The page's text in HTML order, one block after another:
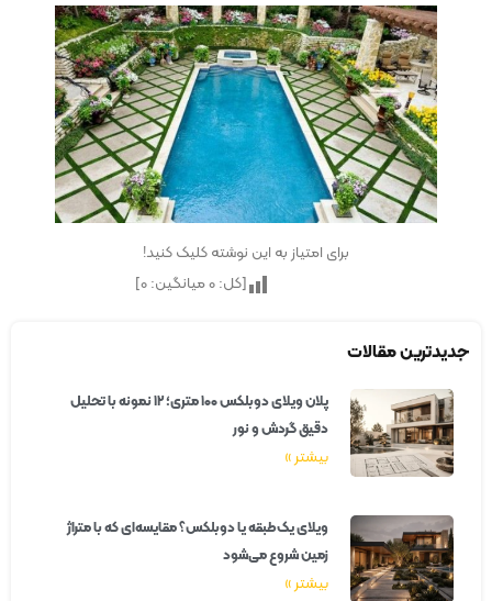
برای امتیاز به این نوشته کلیک کنید!
[کل:0میانگین:0
]
جدیدترین مقالات
پلان ویلای دوبلکس ۱۰۰ متری؛ ۱۲ نمونه با تحلیل
دقیق گردش و نور
بیشتر »
ویلای یک‌طبقه یا دوبلکس؟ مقایسه‌ای که با متراژ
زمین شروع می‌شود
بیشتر »